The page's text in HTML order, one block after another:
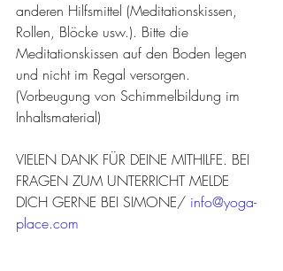
anderen Hilfsmittel (Meditationskissen,
Rollen, Blöcke usw.). Bitte die
Meditationskissen auf den Boden legen
und nicht im Regal versorgen.
(Vorbeugung von Schimmelbildung im
Inhaltsmaterial)
VIELEN DANK FÜR DEINE MITHILFE. BEI
FRAGEN ZUM UNTERRICHT MELDE
DICH GERNE BEI SIMONE/ info@yoga-
place.com